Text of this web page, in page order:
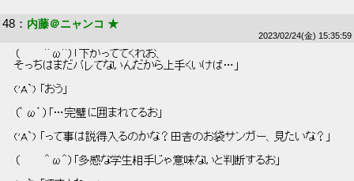
48 ： 内藤＠ニャンコ ★
2023/02/24(金) 15:35:59
（        ＾ω＾）「下がっててくれお、
そっちはまだバレてないんだから上手くいけば…」
('A`) 「おう」
（゜ω゜）「…完璧に囲まれてるお」
('A`) 「って事は説得入るのかな？田舎のお袋サンガー、見たいな？」
（        ＾ω＾）「多感な学生相手じゃ意味ないと判断するお」